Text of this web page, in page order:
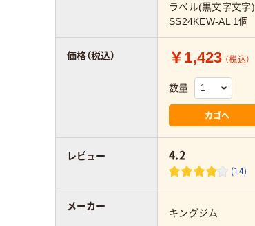
ラベル(黒文字文字)
SS24KEW-AL 1個
￥1,423 （税込）
数量
カゴへ
4.2
(14)
キングジム
価格（税込）
レビュー
メーカー